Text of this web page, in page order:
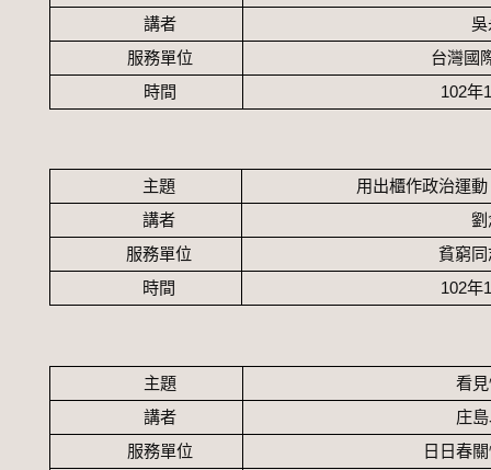
講者
吳
服務單位
台灣國
時間
102年
主題
用出櫃作政治運
講者
劉
服務單位
貧窮
時間
102年
主題
看
講者
庄
服務單位
日日春